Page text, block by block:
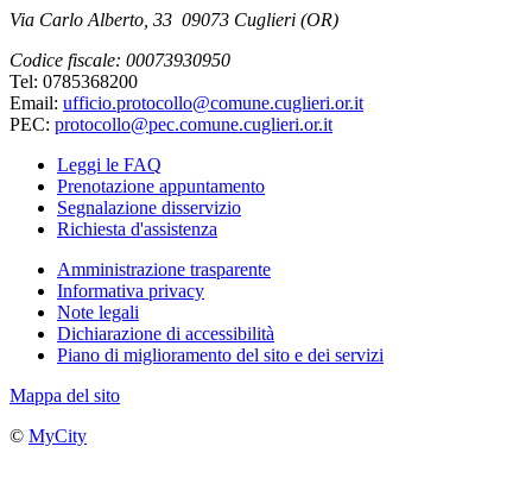
Via Carlo Alberto, 33 09073 Cuglieri (OR)
Codice fiscale: 00073930950
Tel: 0785368200
Email: ufficio.protocollo@comune.cuglieri.or.it
PEC: protocollo@pec.comune.cuglieri.or.it
Leggi le FAQ
Prenotazione appuntamento
Segnalazione disservizio
Richiesta d'assistenza
Amministrazione trasparente
Informativa privacy
Note legali
Dichiarazione di accessibilità
Piano di miglioramento del sito e dei servizi
Mappa del sito
© MyCity